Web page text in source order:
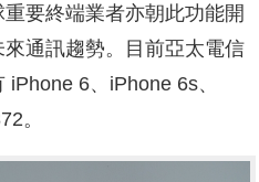
要終端業者亦朝此功能開
通訊趨勢。目前亞太電信
6、iPhone 6s、
。